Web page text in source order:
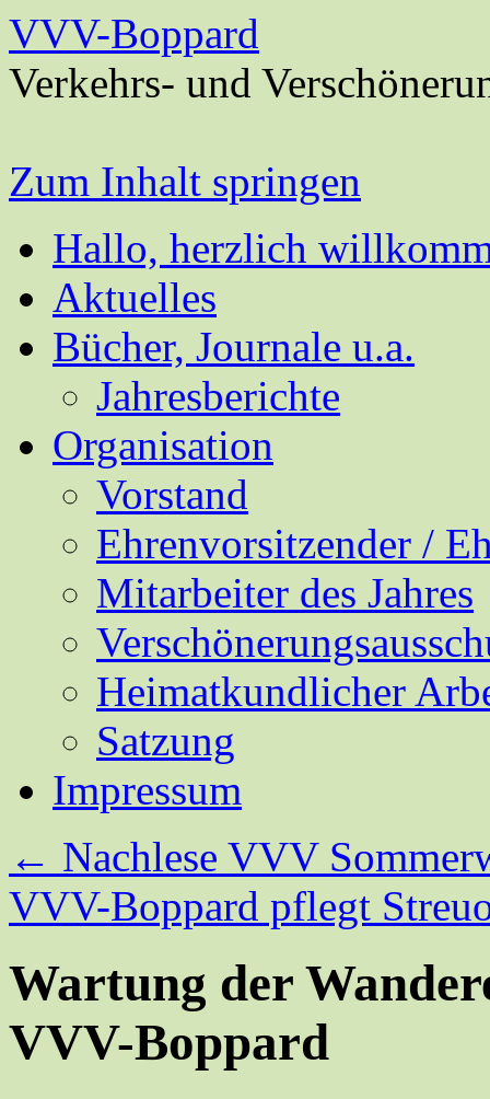
VVV-Boppard
Verkehrs- und
Zum Inhalt springen
Hallo, herzlich
Aktuelles
Bücher, Journale u.a.
Jahresberichte
Organisation
Vorstand
Ehrenvorsitzender /
Mitarbeiter des Jahres
Heimatkundlicher
Satzung
Impressum
← Nachlese VVV
VVV-Boppard pflegt
Wartung der
VVV-Boppard